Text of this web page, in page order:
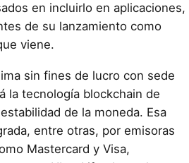
en incluirlo en aplicaciones,
de su lanzamiento como
viene.
sin fines de lucro con sede
la tecnología blockchain de
de la moneda. Esa
entre otras, por emisoras
Mastercard y Visa,